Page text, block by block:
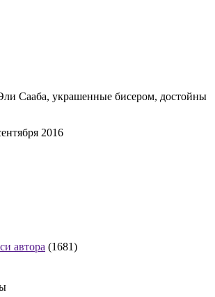
Сааба, украшенные бисером, достойны
2016
автора (1681)